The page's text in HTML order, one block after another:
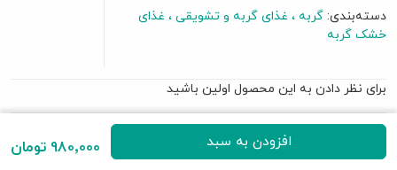
دسته‌بندی: گربه غذای گربه و تشویقی
غذای
خشک گربه
برای نظر دادن به این محصول اولین باشید
• حاوی گوشت مرغ و برنج
• کیفیت پرمیوم
افزودن به سبد 980٬000 تومان